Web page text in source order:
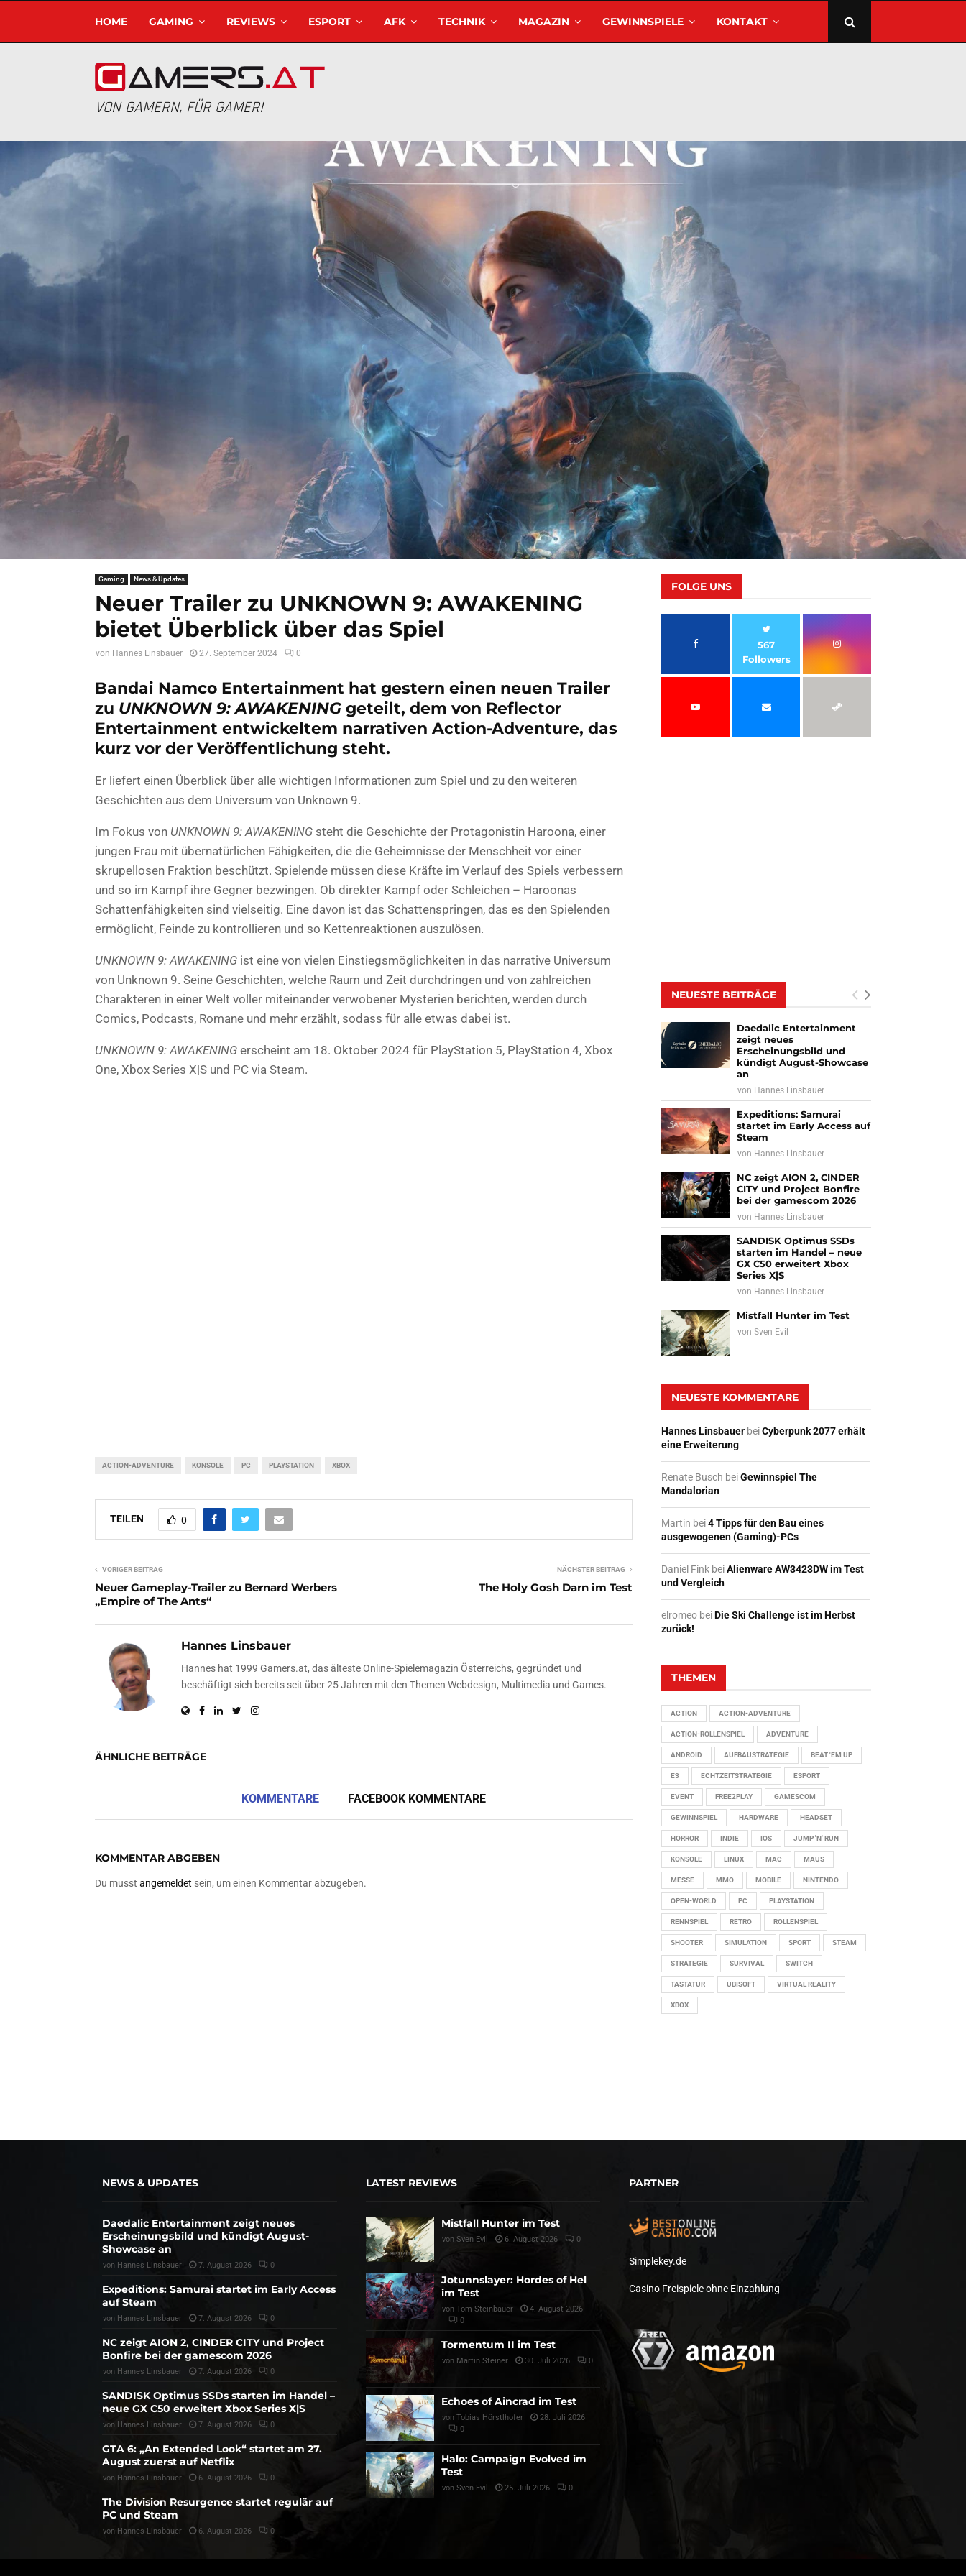
HOME GAMING REVIEWS ESPORT AFK TECHNIK MAGAZIN GEWINNSPIELE KONTAKT
VON GAMERN, FÜR GAMER!
Gaming News & Updates
Neuer Trailer zu UNKNOWN 9: AWAKENING
bietet Überblick über das Spiel
von Hannes Linsbauer 27. September 2024 0
Bandai Namco Entertainment hat gestern einen neuen Trailer
zu UNKNOWN 9: AWAKENING geteilt, dem von Reflector
Entertainment entwickeltem narrativen Action-Adventure, das
kurz vor der Veröffentlichung steht.
Er liefert einen Überblick über alle wichtigen Informationen zum Spiel und zu den weiteren
Geschichten aus dem Universum von Unknown 9.
Im Fokus von UNKNOWN 9: AWAKENING steht die Geschichte der Protagonistin Haroona, einer
jungen Frau mit übernatürlichen Fähigkeiten, die die Geheimnisse der Menschheit vor einer
skrupellosen Fraktion beschützt. Spielende müssen diese Kräfte im Verlauf des Spiels verbessern
und so im Kampf ihre Gegner bezwingen. Ob direkter Kampf oder Schleichen – Haroonas
Schattenfähigkeiten sind vielseitig. Eine davon ist das Schattenspringen, das es den Spielenden
ermöglicht, Feinde zu kontrollieren und so Kettenreaktionen auszulösen.
UNKNOWN 9: AWAKENING ist eine von vielen Einstiegsmöglichkeiten in das narrative Universum
von Unknown 9. Seine Geschichten, welche Raum und Zeit durchdringen und von zahlreichen
Charakteren in einer Welt voller miteinander verwobener Mysterien berichten, werden durch
Comics, Podcasts, Romane und mehr erzählt, sodass für alle etwas dabei ist.
UNKNOWN 9: AWAKENING erscheint am 18. Oktober 2024 für PlayStation 5, PlayStation 4, Xbox
One, Xbox Series X|S und PC via Steam.
ACTION-ADVENTURE KONSOLE PC PLAYSTATION XBOX
TEILEN 0
VORIGER BEITRAG
Neuer Gameplay-Trailer zu Bernard Werbers
„Empire of The Ants“
NÄCHSTER BEITRAG
The Holy Gosh Darn im Test
Hannes Linsbauer
Hannes hat 1999 Gamers.at, das älteste Online-Spielemagazin Österreichs, gegründet und
beschäftigt sich bereits seit über 25 Jahren mit den Themen Webdesign, Multimedia und Games.
ÄHNLICHE BEITRÄGE
KOMMENTARE FACEBOOK KOMMENTARE
KOMMENTAR ABGEBEN
Du musst angemeldet sein, um einen Kommentar abzugeben.
FOLGE UNS
567
Followers
NEUESTE BEITRÄGE
Daedalic Entertainment
zeigt neues
Erscheinungsbild und
kündigt August-Showcase
an
von Hannes Linsbauer
Expeditions: Samurai
startet im Early Access auf
Steam
von Hannes Linsbauer
NC zeigt AION 2, CINDER
CITY und Project Bonfire
bei der gamescom 2026
von Hannes Linsbauer
SANDISK Optimus SSDs
starten im Handel – neue
GX C50 erweitert Xbox
Series X|S
von Hannes Linsbauer
Mistfall Hunter im Test
vonSven Evil
NEUESTE KOMMENTARE
Hannes Linsbauer beiCyberpunk 2077 erhält
eine Erweiterung
Renate Busch beiGewinnspiel The
Mandalorian
Martin bei4 Tipps für den Bau eines
ausgewogenen (Gaming)-PCs
Daniel Fink beiAlienware AW3423DW im Test
und Vergleich
elromeo beiDie Ski Challenge ist im Herbst
zurück!
THEMEN
ACTION ACTION-ADVENTURE
ACTION-ROLLENSPIEL ADVENTURE
ANDROID AUFBAUSTRATEGIE BEAT 'EM UP
E3 ECHTZEITSTRATEGIE ESPORT
EVENT FREE2PLAY GAMESCOM
GEWINNSPIEL HARDWARE HEADSET
HORROR INDIE IOS JUMP 'N' RUN
KONSOLE LINUX MAC MAUS
MESSE MMO MOBILE NINTENDO
OPEN-WORLD PC PLAYSTATION
RENNSPIEL RETRO ROLLENSPIEL
SHOOTER SIMULATION SPORT STEAM
STRATEGIE SURVIVAL SWITCH
TASTATUR UBISOFT VIRTUAL REALITY
XBOX
NEWS & UPDATES
Daedalic Entertainment zeigt neues
Erscheinungsbild und kündigt August-
Showcase an
von Hannes Linsbauer 7. August 2026 0
Expeditions: Samurai startet im Early Access
auf Steam
von Hannes Linsbauer 7. August 2026 0
NC zeigt AION 2, CINDER CITY und Project
Bonfire bei der gamescom 2026
von Hannes Linsbauer 7. August 2026 0
SANDISK Optimus SSDs starten im Handel –
neue GX C50 erweitert Xbox Series X|S
von Hannes Linsbauer 7. August 2026 0
GTA 6: „An Extended Look“ startet am 27.
August zuerst auf Netflix
von Hannes Linsbauer 6. August 2026 0
The Division Resurgence startet regulär auf
PC und Steam
von Hannes Linsbauer 6. August 2026 0
LATEST REVIEWS
Mistfall Hunter im Test
von Sven Evil 6. August 2026 0
Jotunnslayer: Hordes of Hel
im Test
von Tom Steinbauer
4. August 2026
0
Tormentum II im Test
von Martin Steiner 30. Juli 2026 0
Echoes of Aincrad im Test
von Tobias Hörstlhofer
28. Juli 2026
0
Halo: Campaign Evolved im
Test
von Sven Evil 25. Juli 2026 0
PARTNER
Simplekey.de
Casino Freispiele ohne Einzahlung